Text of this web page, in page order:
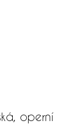
operní